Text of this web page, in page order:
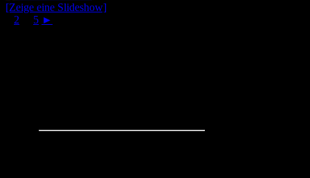
[Zeige eine Slideshow]
2 5 ►